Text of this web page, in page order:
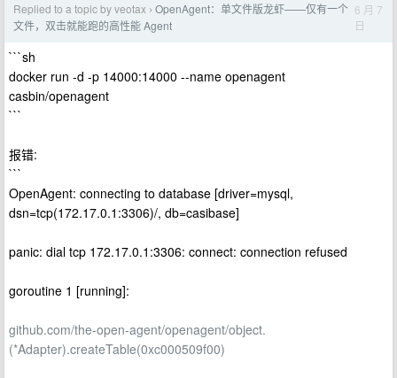
Replied to a topic by veotax › OpenAgent：单文件版龙虾——仅有一个
文件，双击就能跑的高性能 Agent
6 月 7
日
```sh
docker run -d -p 14000:14000 --name openagent
casbin/openagent
```
报错:
```
OpenAgent: connecting to database [driver=mysql,
dsn=tcp(172.17.0.1:3306)/, db=casibase]
panic: dial tcp 172.17.0.1:3306: connect: connection refused
goroutine 1 [running]:
github.com/the-open-agent/openagent/object.
(*Adapter).createTable(0xc000509f00)